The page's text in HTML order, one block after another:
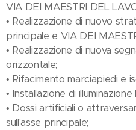
VIA DEI MAESTRI DEL
• Realizzazione di nuovo
principale e VIA DEI
• Realizzazione di nuova
orizzontale;
• Rifacimento marciapiedi e
• Installazione di illuminazione
• Dossi artificiali o
sull'asse principale;